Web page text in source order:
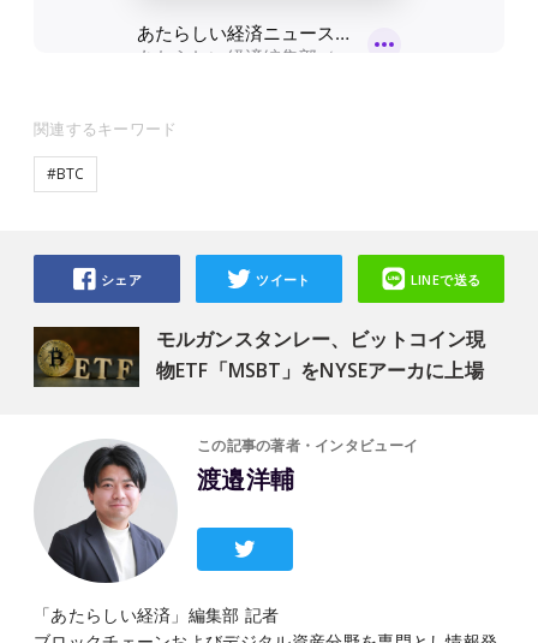
関連するキーワード
#BTC
モルガンスタンレー、ビットコイン現
物ETF「MSBT」をNYSEアーカに上場
シェア ツイート LINEで送る
この記事の著者・インタビューイ
渡邉洋輔
「あたらしい経済」編集部 記者